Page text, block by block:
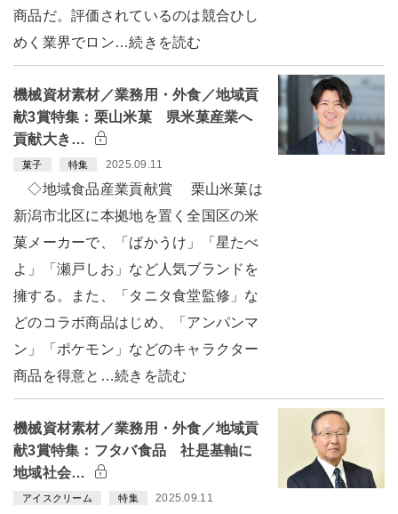
商品だ。評価されているのは競合ひし
めく業界でロン…続きを読む
機械資材素材／業務用・外食／地域貢
献3賞特集：栗山米菓 県米菓産業へ
貢献大き…
菓子 特集 2025.09.11
◇地域食品産業貢献賞 栗山米菓は
新潟市北区に本拠地を置く全国区の米
菓メーカーで、「ばかうけ」「星たべ
よ」「瀬戸しお」など人気ブランドを
擁する。また、「タニタ食堂監修」な
どのコラボ商品はじめ、「アンパンマ
ン」「ポケモン」などのキャラクター
商品を得意と…続きを読む
機械資材素材／業務用・外食／地域貢
献3賞特集：フタバ食品 社是基軸に
地域社会…
アイスクリーム 特集 2025.09.11